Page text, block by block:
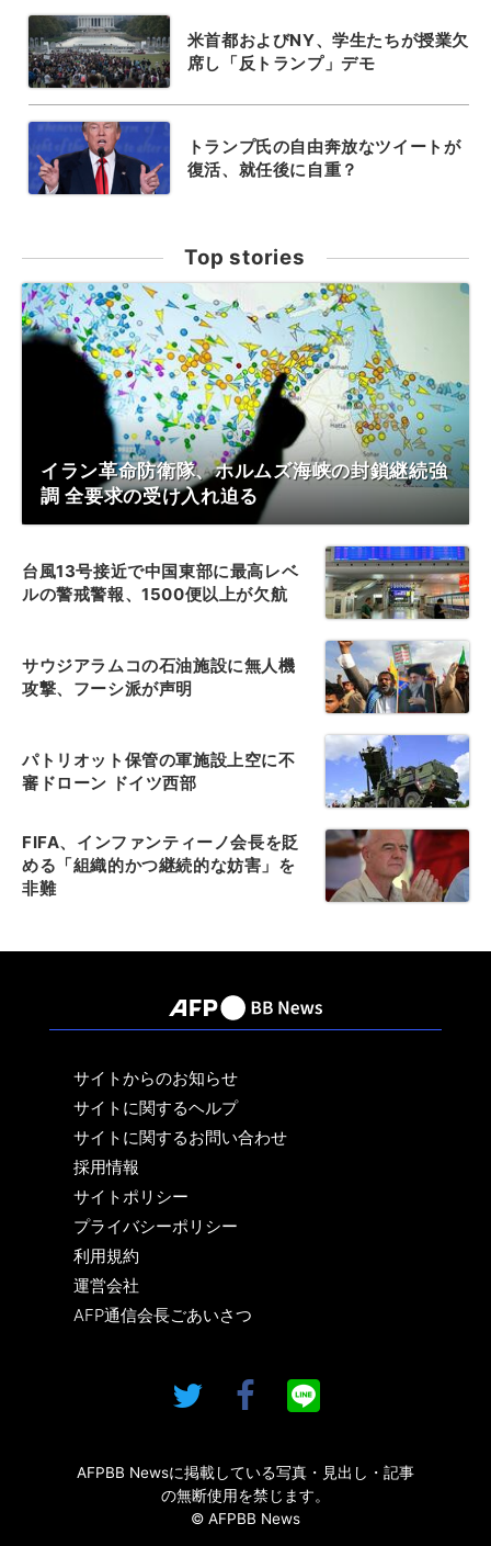
米首都およびNY、学生たちが授業欠
席し「反トランプ」デモ
トランプ氏の自由奔放なツイートが
復活、就任後に自重？
Top stories
イラン革命防衛隊、ホルムズ海峡の封鎖継続強
調 全要求の受け入れ迫る
台風13号接近で中国東部に最高レベ
ルの警戒警報、1500便以上が欠航
サウジアラムコの石油施設に無人機
攻撃、フーシ派が声明
パトリオット保管の軍施設上空に不
審ドローン ドイツ西部
FIFA、インファンティーノ会長を貶
める「組織的かつ継続的な妨害」を
非難
サイトからのお知らせ
サイトに関するヘルプ
サイトに関するお問い合わせ
採用情報
サイトポリシー
プライバシーポリシー
利用規約
運営会社
AFP通信会長ごあいさつ
AFPBB Newsに掲載している写真・見出し・記事
の無断使用を禁じます。
© AFPBB News